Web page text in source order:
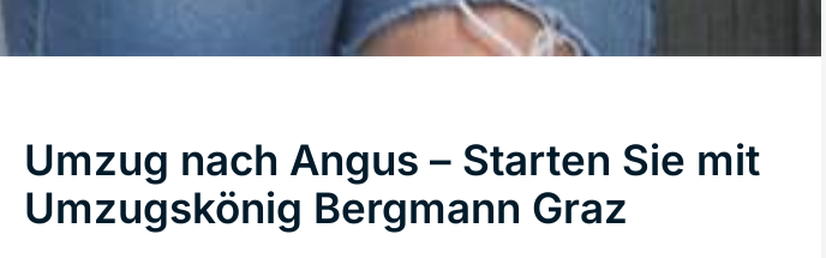
Umzug nach Angus – Starten Sie mit
Umzugskönig Bergmann Graz